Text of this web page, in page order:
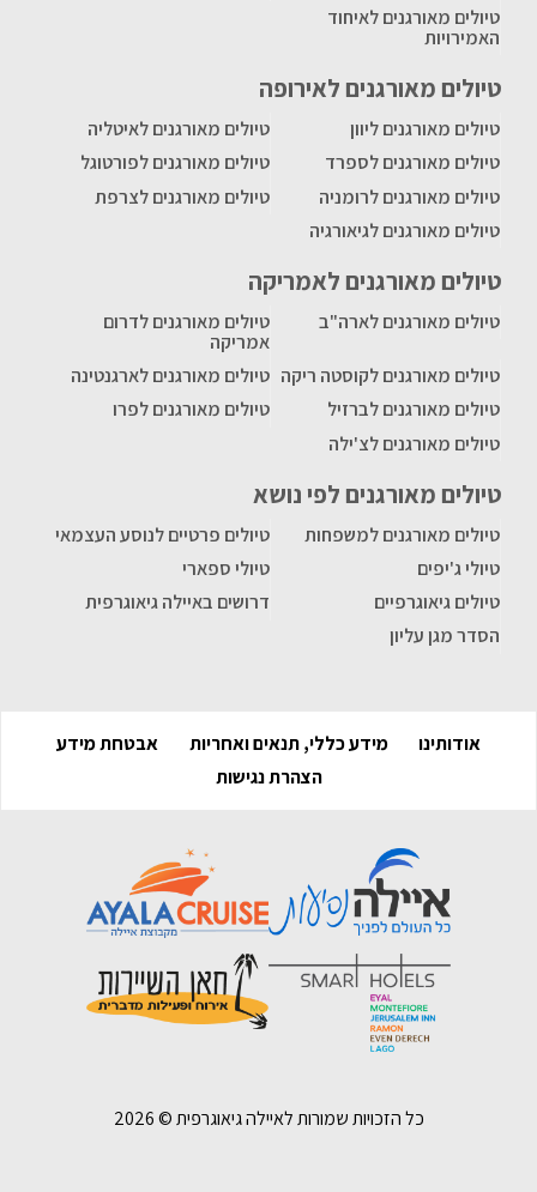
טיולים מאורגנים לאיחוד
האמירויות
טיולים מאורגנים לאירופה
טיולים מאורגנים ליוון
טיולים מאורגנים לאיטליה
טיולים מאורגנים לספרד
טיולים מאורגנים לפורטוגל
טיולים מאורגנים לרומניה
טיולים מאורגנים לצרפת
טיולים מאורגנים לגיאורגיה
טיולים מאורגנים לאמריקה
טיולים מאורגנים לארה"ב
טיולים מאורגנים לדרום
אמריקה
טיולים מאורגנים לקוסטה ריקה טיולים מאורגנים לארגנטינה
טיולים מאורגנים לברזיל
טיולים מאורגנים לפרו
טיולים מאורגנים לצ'ילה
טיולים מאורגנים לפי נושא
טיולים מאורגנים למשפחות
טיולים פרטיים לנוסע העצמאי
טיולי ג'יפים
טיולי ספארי
טיולים גיאוגרפיים
דרושים באיילה גיאוגרפית
הסדר מגן עליון
אודותינו מידע כללי, תנאים ואחריות
אבטחת מידע
הצהרת נגישות
כל הזכויות שמורות לאיילה גיאוגרפית ©2026